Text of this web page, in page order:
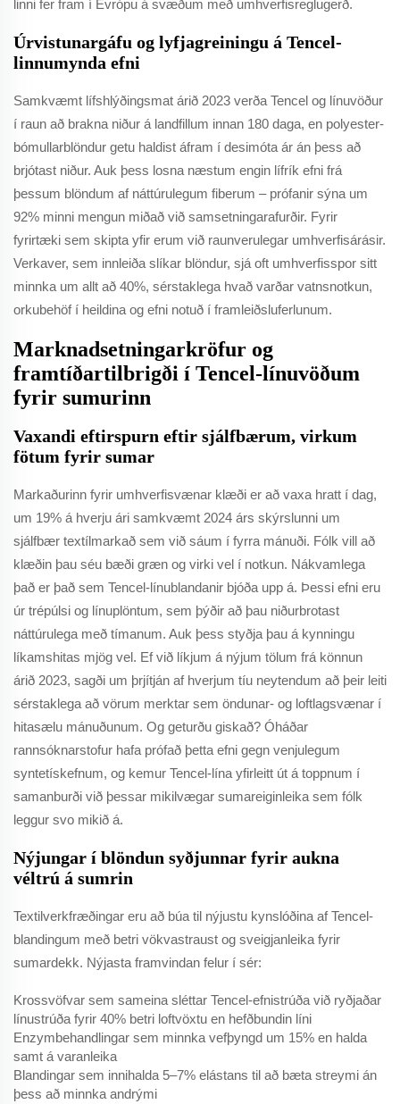
linni fer fram í Evrópu á svæðum með umhverfisreglugerð.
Úrvistunargáfu og lyfjagreiningu á Tencel-
linnumynda efni
Samkvæmt lífshlýðingsmat árið 2023 verða Tencel og línuvöður
í raun að brakna niður á landfillum innan 180 daga, en polyester-
bómullarblöndur getu haldist áfram í desimóta ár án þess að
brjótast niður. Auk þess losna næstum engin lífrík efni frá
þessum blöndum af náttúrulegum fiberum – prófanir sýna um
92% minni mengun miðað við samsetningarafurðir. Fyrir
fyrirtæki sem skipta yfir erum við raunverulegar umhverfisárásir.
Verkaver, sem innleiða slíkar blöndur, sjá oft umhverfisspor sitt
minnka um allt að 40%, sérstaklega hvað varðar vatnsnotkun,
orkubehöf í heildina og efni notuð í framleiðsluferlunum.
Marknadsetningarkröfur og
framtíðartilbrigði í Tencel-línuvöðum
fyrir sumurinn
Vaxandi eftirspurn eftir sjálfbærum, virkum
fötum fyrir sumar
Markaðurinn fyrir umhverfisvænar klæði er að vaxa hratt í dag,
um 19% á hverju ári samkvæmt 2024 árs skýrslunni um
sjálfbær textílmarkað sem við sáum í fyrra mánuði. Fólk vill að
klæðin þau séu bæði græn og virki vel í notkun. Nákvamlega
það er það sem Tencel-línublandanir bjóða upp á. Þessi efni eru
úr trépúlsi og línuplöntum, sem þýðir að þau niðurbrotast
náttúrulega með tímanum. Auk þess styðja þau á kynningu
líkamshitas mjög vel. Ef við líkjum á nýjum tölum frá könnun
árið 2023, sagði um þrjítján af hverjum tíu neytendum að þeir leiti
sérstaklega að vörum merktar sem öndunar- og loftlagsvænar í
hitasælu mánuðunum. Og geturðu giskað? Óháðar
rannsóknarstofur hafa prófað þetta efni gegn venjulegum
syntetískefnum, og kemur Tencel-lína yfirleitt út á toppnum í
samanburði við þessar mikilvægar sumareiginleika sem fólk
leggur svo mikið á.
Nýjungar í blöndun syðjunnar fyrir aukna
véltrú á sumrin
Textilverkfræðingar eru að búa til nýjustu kynslóðina af Tencel-
blandingum með betri vökvastraust og sveigjanleika fyrir
sumardekk. Nýjasta framvindan felur í sér:
Krossvöfvar sem sameina sléttar Tencel-efnistrúða við ryðjaðar
línustrúða fyrir 40% betri loftvöxtu en hefðbundin líni
Enzymbehandlingar sem minnka vefþyngd um 15% en halda
samt á varanleika
Blandingar sem innihalda 5–7% elástans til að bæta streymi án
þess að minnka andrými